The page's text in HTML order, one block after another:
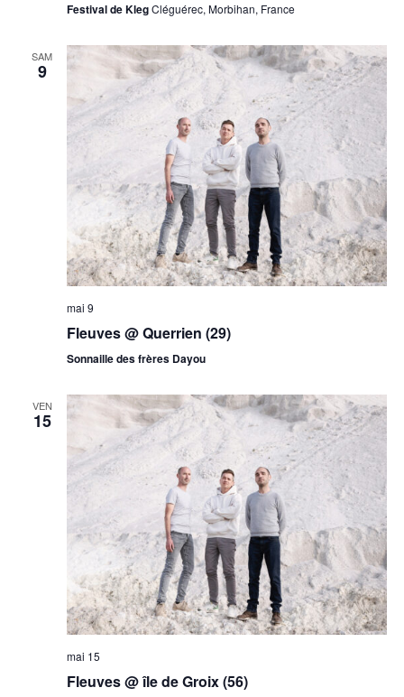
Festival de KlegCléguérec, Morbihan, France
SAM
9
mai 9
Fleuves @ Querrien (29)
Sonnaille des frères Dayou
VEN
15
mai 15
Fleuves @ île de Groix (56)